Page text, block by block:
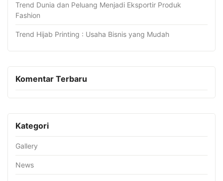
Trend Dunia dan Peluang Menjadi Eksportir Produk
Fashion
Trend Hijab Printing : Usaha Bisnis yang Mudah
Komentar Terbaru
Kategori
Gallery
News